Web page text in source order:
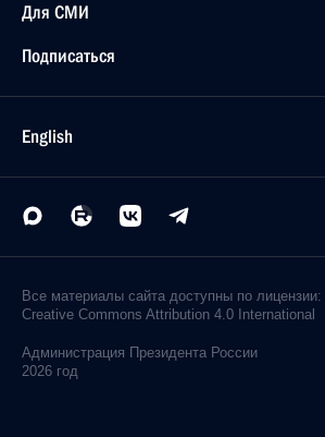
Для СМИ
Подписаться
English
Все материалы сайта доступны по лицензии:
Creative Commons Attribution 4.0 International
Администрация Президента России
2026 год